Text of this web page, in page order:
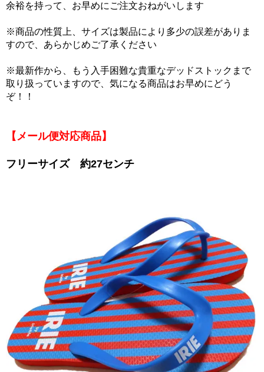
余裕を持って、お早めにご注文おねがいします
※商品の性質上、サイズは製品により多少の誤差がありま
すので、あらかじめご了承ください
※最新作から、もう入手困難な貴重なデッドストックまで
取り扱っていますので、気になる商品はお早めにどう
ぞ！！
【メール便対応商品】
フリーサイズ 約27センチ